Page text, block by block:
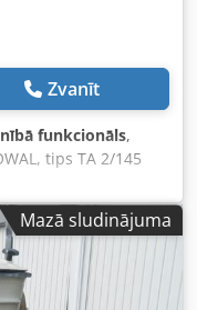
Zvanīt
funkcionāls,
tips TA 2/145
mm x Dziļums 470
Ielāde no augšas
Motors: 2012. gads
kW Spriegums:
1300 mm Svars: apm.
Mazā sludinājuma